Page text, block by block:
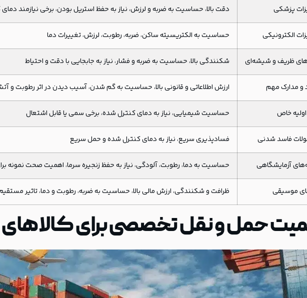
پزشکی دقت بالا، حساسیت به ضربه و لرزش، نیاز به حفظ استریل بودن، برخی نیازمند
الکترونیکی حساسیت به الکتریسیته ساکن، ضربه، رطوبت، لرزش، تغییرات دما
ظریف و شیشه‌ای شکنندگی بالا، حساسیت به ضربه و فشار، نیاز به جابجایی با دقت و احتیاط
و مدارک مهم ارزش اطلاعاتی و قانونی بالا، حساسیت به گم شدن، آسیب دیدن در اثر رطوبت و
خاص حساسیت شیمیایی، نیاز به دمای کنترل شده، برخی سمی یا قابل اشتعال
فاسد شدنی فسادپذیری سریع، نیاز به دمای کنترل شده و حمل سریع
آزمایشگاهی حساسیت به دما، رطوبت، آلودگی، نیاز به حفظ زنجیره سرما، اهمیت صحت نمونه
موسیقی ظرافت و شکنندگی، ارزش مالی بالا، حساسیت به ضربه، رطوبت و دما، تاثیر
حمل و نقل تخصصی برای